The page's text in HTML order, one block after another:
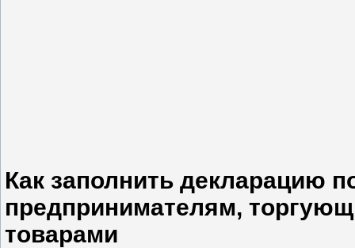
Как заполнить декларацию
предпринимателям,
товарами